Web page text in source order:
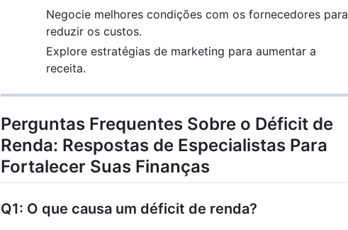
Negocie melhores condições com os fornecedores para
reduzir os custos.
Explore estratégias de marketing para aumentar a
receita.
Perguntas Frequentes Sobre o Déficit de
Renda: Respostas de Especialistas Para
Fortalecer Suas Finanças
Q1: O que causa um déficit de renda?